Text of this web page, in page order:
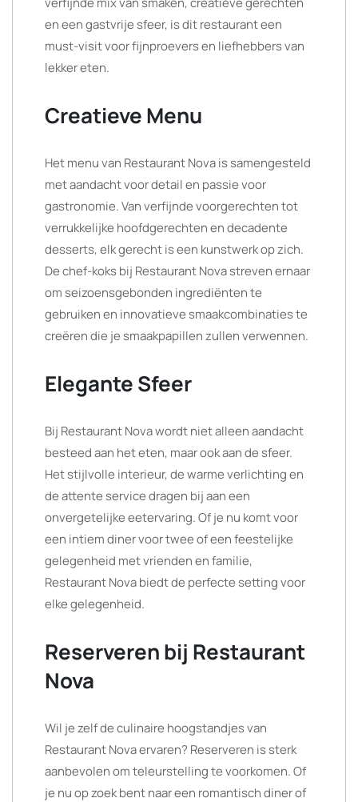
en een gastvrije sfeer, is dit restaurant een
must-visit voor fijnproevers en liefhebbers van
lekker eten.
Creatieve Menu
Het menu van Restaurant Nova is samengesteld
met aandacht voor detail en passie voor
gastronomie. Van verfijnde voorgerechten tot
verrukkelijke hoofdgerechten en decadente
desserts, elk gerecht is een kunstwerk op zich.
De chef-koks bij Restaurant Nova streven ernaar
om seizoensgebonden ingrediënten te
gebruiken en innovatieve smaakcombinaties te
creëren die je smaakpapillen zullen verwennen.
Elegante Sfeer
Bij Restaurant Nova wordt niet alleen aandacht
besteed aan het eten, maar ook aan de sfeer.
Het stijlvolle interieur, de warme verlichting en
de attente service dragen bij aan een
onvergetelijke eetervaring. Of je nu komt voor
een intiem diner voor twee of een feestelijke
gelegenheid met vrienden en familie,
Restaurant Nova biedt de perfecte setting voor
elke gelegenheid.
Reserveren bij Restaurant
Nova
Wil je zelf de culinaire hoogstandjes van
Restaurant Nova ervaren? Reserveren is sterk
aanbevolen om teleurstelling te voorkomen. Of
je nu op zoek bent naar een romantisch diner of